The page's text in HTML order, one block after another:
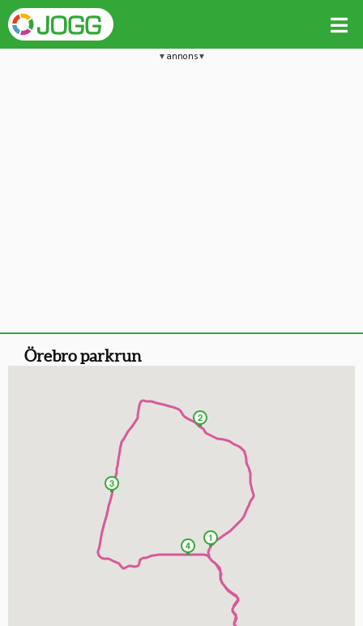
annons
Örebro parkrun